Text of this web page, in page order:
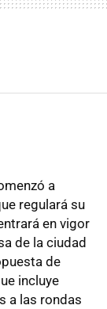
a
regulará su
en vigor
de la ciudad
de
incluye
a las rondas